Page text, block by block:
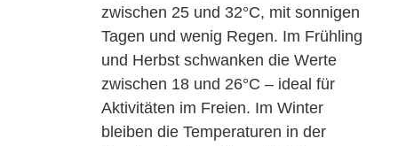
zwischen 25 und 32°C, mit sonnigen
Tagen und wenig Regen. Im Frühling
und Herbst schwanken die Werte
zwischen 18 und 26°C – ideal für
Aktivitäten im Freien. Im Winter
bleiben die Temperaturen in der